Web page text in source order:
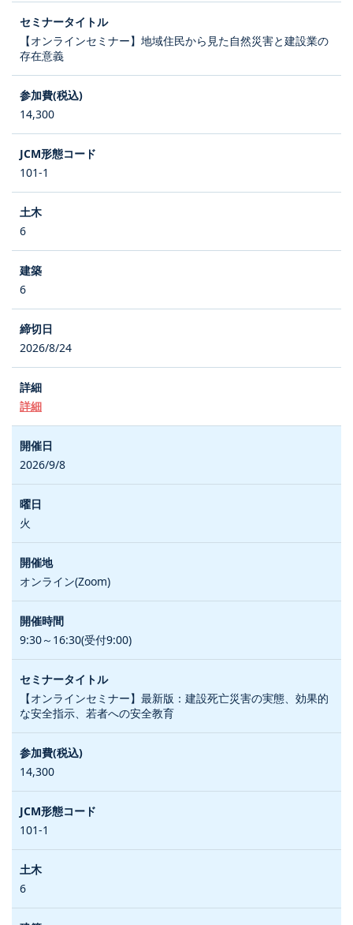
【オンラインセミナー】地域住民から見た自然災害と建設業の
存在意義
14,300
101-1
6
6
2026/8/24
詳細
2026/9/8
火
オンライン(Zoom)
9:30～16:30(受付9:00)
【オンラインセミナー】最新版：建設死亡災害の実態、効果的
な安全指示、若者への安全教育
14,300
101-1
6